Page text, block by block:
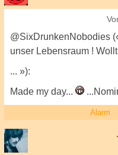
@SixDrunkenNobodies
unser Lebensraum !
... »):
Made my day...
Alarm